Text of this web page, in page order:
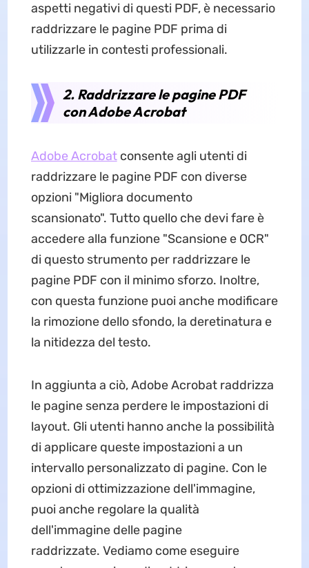
aspetti negativi di questi PDF, è necessario
raddrizzare le pagine PDF prima di
utilizzarle in contesti professionali.
2. Raddrizzare le pagine PDF
con Adobe Acrobat
Adobe Acrobatconsente agli utenti di
raddrizzare le pagine PDF con diverse
opzioni "Migliora documento
scansionato". Tutto quello che devi fare è
accedere alla funzione "Scansione e OCR"
di questo strumento per raddrizzare le
pagine PDF con il minimo sforzo. Inoltre,
con questa funzione puoi anche modificare
la rimozione dello sfondo, la deretinatura e
la nitidezza del testo.
In aggiunta a ciò, Adobe Acrobat raddrizza
le pagine senza perdere le impostazioni di
layout. Gli utenti hanno anche la possibilità
di applicare queste impostazioni a un
intervallo personalizzato di pagine. Con le
opzioni di ottimizzazione dell'immagine,
puoi anche regolare la qualità
dell'immagine delle pagine
raddrizzate. Vediamo come eseguire